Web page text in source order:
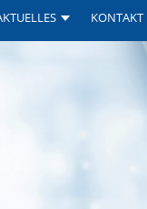
KONTAKT